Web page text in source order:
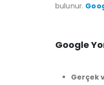
bulunur.
Google
Gerçek